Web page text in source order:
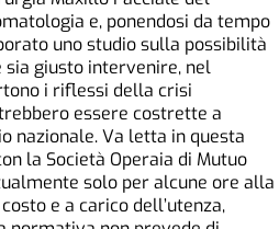
e, ponendosi da tempo
uno studio sulla possibilità
giusto intervenire, nel
i riflessi della crisi
essere costrette a
nazionale. Va letta in questa
la Società Operaia di Mutuo
solo per alcune ore alla
e a carico dell’utenza,